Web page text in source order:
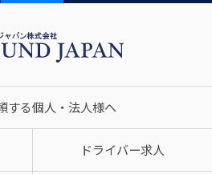
する個人・法人様へ
ドライバー求人